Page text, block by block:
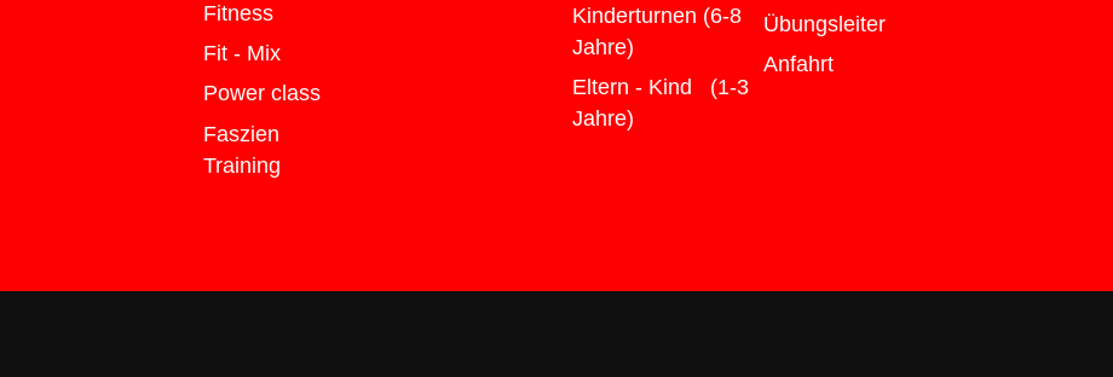
Fitness
Fit - Mix
Power class
Faszien
Training
Kinderturnen (6-8
Jahre)
Eltern - Kind (1-3
Jahre)
Übungsleiter
Anfahrt